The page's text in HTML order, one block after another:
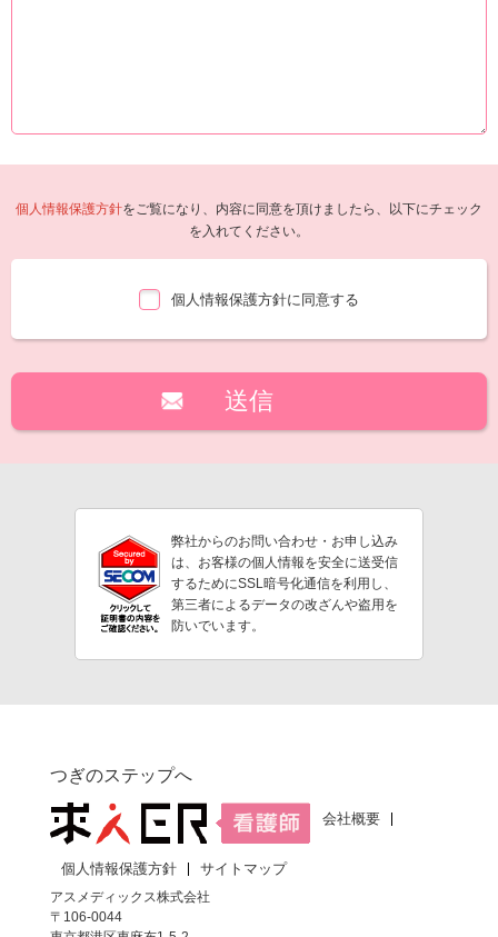
個人情報保護方針をご覧になり、内容に同意を頂けましたら、以下にチェック
を入れてください。
個人情報保護方針に同意する
弊社からのお問い合わせ・お申し込み
は、お客様の個人情報を安全に送受信
するためにSSL暗号化通信を利用し、
第三者によるデータの改ざんや盗用を
防いでいます。
つぎのステップへ
会社概要
個人情報保護方針
サイトマップ
アスメディックス株式会社
〒106-0044